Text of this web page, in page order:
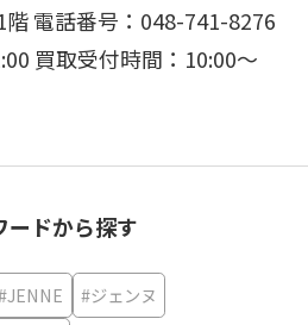
電話番号：048-741-8276
買取受付時間：10:00～
ードから探す
#ジェンヌ